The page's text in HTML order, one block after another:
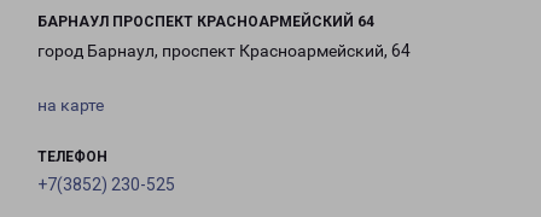
БАРНАУЛ ПРОСПЕКТ КРАСНОАРМЕЙСКИЙ 64
город Барнаул, проспект Красноармейский, 64
на карте
ТЕЛЕФОН
+7(3852) 230-525